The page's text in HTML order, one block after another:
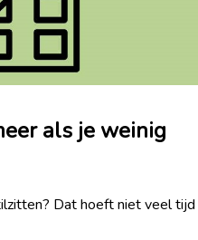
als je weinig
Dat hoeft niet veel tijd